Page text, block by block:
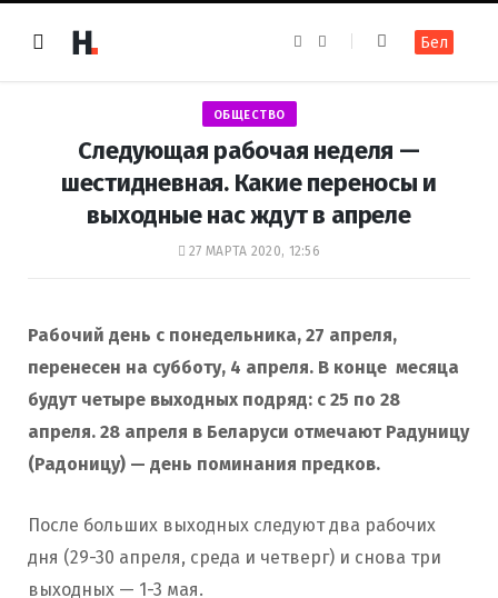
e
k
t
a
m
Бел
ОБЩЕСТВО
Следующая рабочая неделя —
шестидневная. Какие переносы и
выходные нас ждут в апреле
27 МАРТА 2020, 12:56
Рабочий день с понедельника, 27 апреля,
перенесен на субботу, 4 апреля. В конце месяца
будут четыре выходных подряд: с 25 по 28
апреля. 28 апреля в Беларуси отмечают Радуницу
(Радоницу) — день поминания предков.
После больших выходных следуют два рабочих
дня (29-30 апреля, среда и четверг) и снова три
выходных — 1-3 мая.